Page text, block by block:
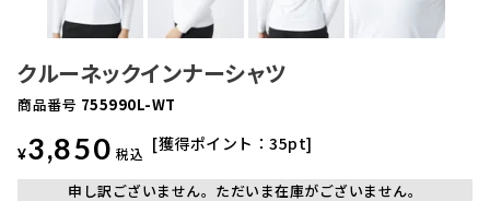
クルーネックインナーシャツ
商品番号 755990L-WT
¥3,850 税込 獲得ポイント：35pt
申し訳ございません。ただいま在庫がございません。